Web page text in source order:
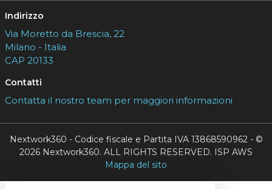
Indirizzo
Via Moretto da Brescia, 22
Milano - Italia
CAP 20133
Contatti
Contatta il nostro team per maggiori informazioni
Nextwork360 - Codice fiscale e Partita IVA 13868590962 - ©
2026 Nextwork360. ALL RIGHTS RESERVED. ISP AWS
Mappa del sito